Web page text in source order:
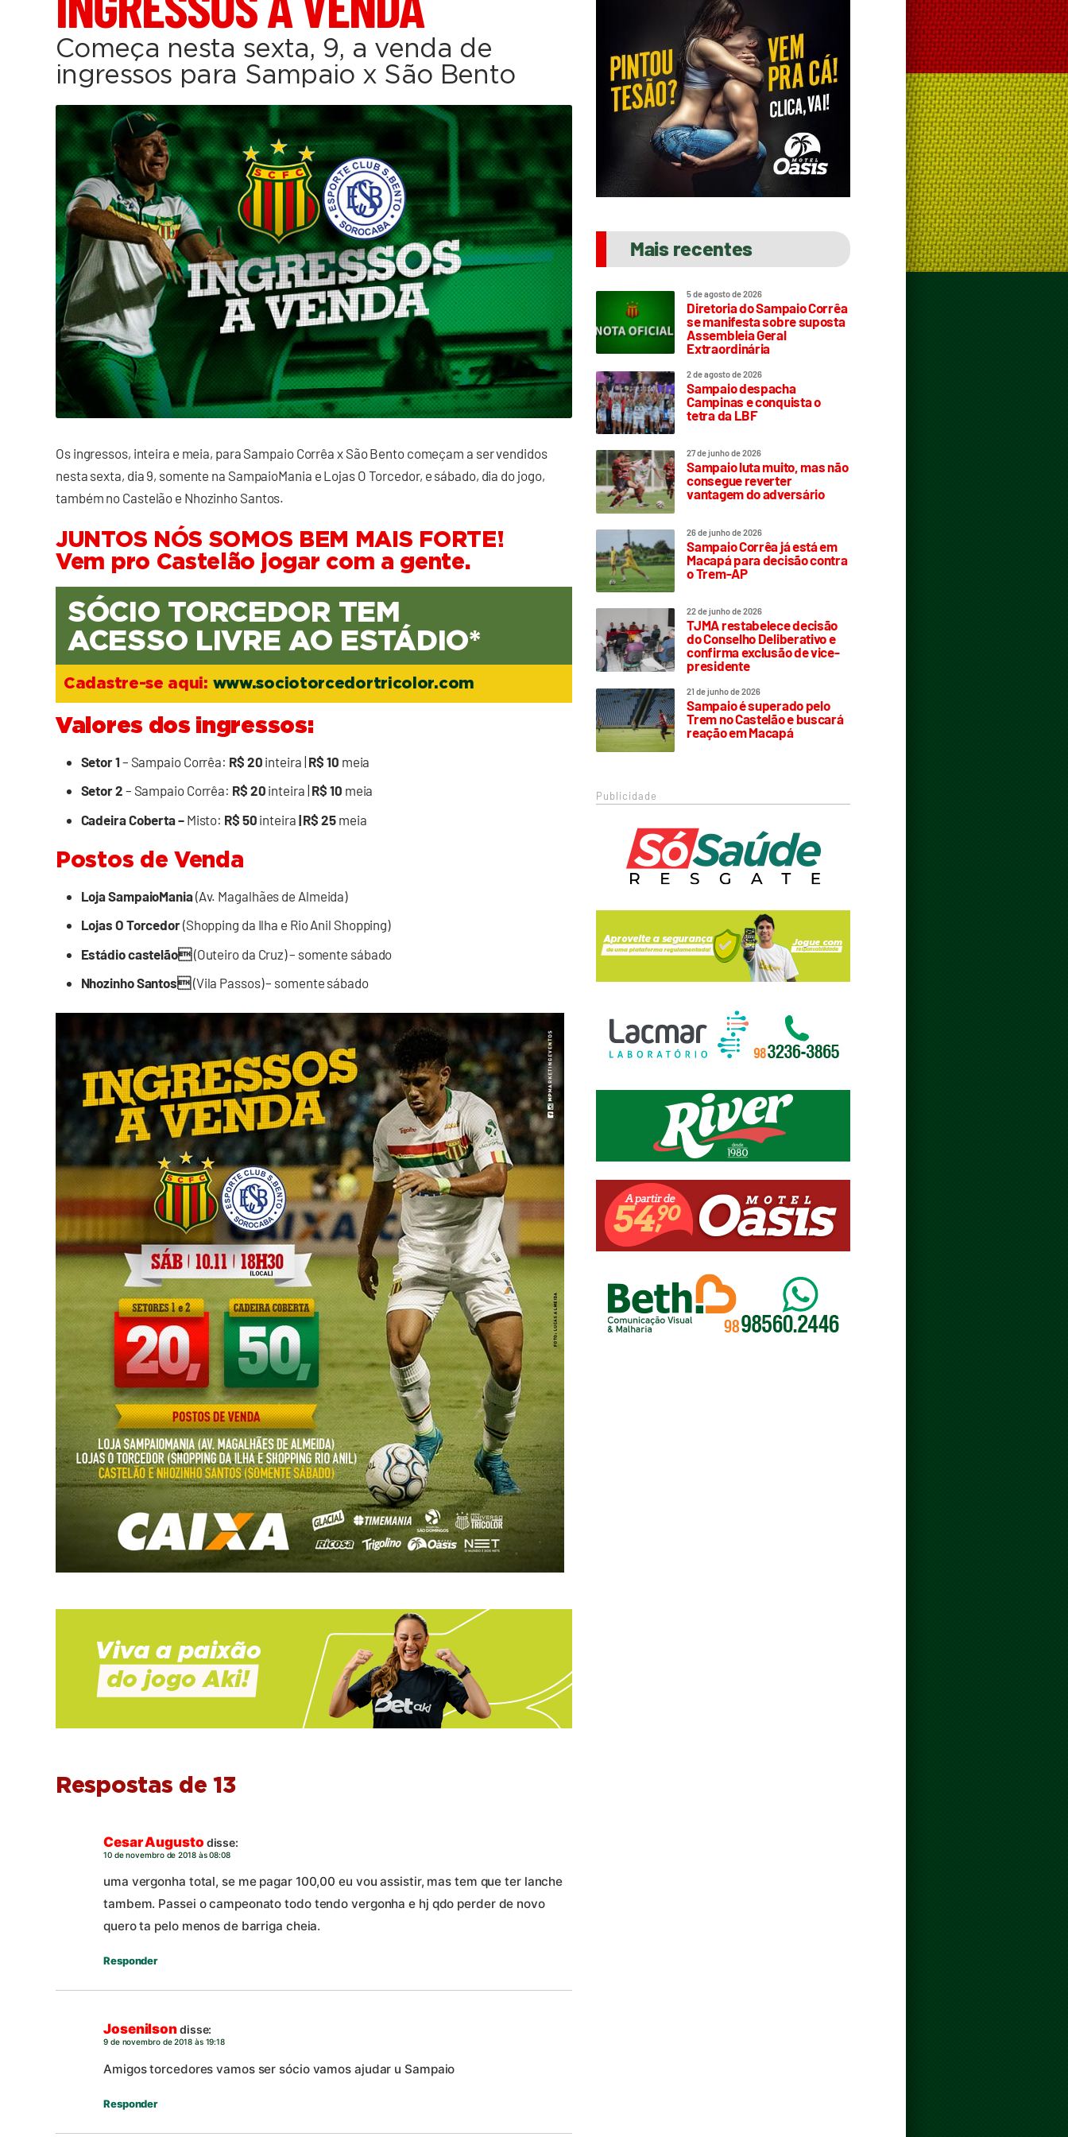
Começa nesta sexta, 9, a venda de
ingressos para Sampaio x São Bento
Os ingressos, inteira e meia, para Sampaio Corrêa x São Bento começam a ser vendidos
nesta sexta, dia 9, somente na SampaioMania e Lojas O Torcedor, e sábado, dia do jogo,
também no Castelão e Nhozinho Santos.
JUNTOS NÓS SOMOS BEM MAIS FORTE!
Vem pro Castelão jogar com a gente.
SÓCIO TORCEDOR TEM
ACESSO LIVRE AO ESTÁDIO*
Cadastre-se aqui: www.sociotorcedortricolor.com
Valores dos ingressos:
Setor 1 – Sampaio Corrêa: R$ 20 inteira | R$ 10 meia
Setor 2 – Sampaio Corrêa: R$ 20 inteira | R$ 10 meia
Cadeira Coberta –Misto: R$ 50 inteira | R$ 25 meia
Postos de Venda
Loja SampaioMania(Av. Magalhães de Almeida)
Lojas O Torcedor(Shopping da Ilha e Rio Anil Shopping)
Estádio castelão(Outeiro da Cruz) – somente sábado
Nhozinho Santos(Vila Passos) – somente sábado
Respostas de 13
Cesar Augusto disse:
10 de novembro de 2018 às 08:08
uma vergonha total, se me pagar 100,00 eu vou assistir, mas tem que ter lanche
tambem. Passei o campeonato todo tendo vergonha e hj qdo perder de novo
quero ta pelo menos de barriga cheia.
Responder
Josenilsondisse:
9 de novembro de 2018 às 19:18
Amigos torcedores vamos ser sócio vamos ajudar u Sampaio
Responder
Mais recentes
5 de agosto de 2026
Diretoria do Sampaio Corrêa
se manifesta sobre suposta
Assembleia Geral
Extraordinária
2 de agosto de 2026
Sampaio despacha
Campinas e conquista o
tetra da LBF
27 de junho de 2026
Sampaio luta muito, mas não
consegue reverter
vantagem do adversário
26 de junho de 2026
Sampaio Corrêa já está em
Macapá para decisão contra
o Trem-AP
22 de junho de 2026
TJMA restabelece decisão
do Conselho Deliberativo e
confirma exclusão de vice-
presidente
21 de junho de 2026
Sampaio é superado pelo
Trem no Castelão e buscará
reação em Macapá
Publicidade